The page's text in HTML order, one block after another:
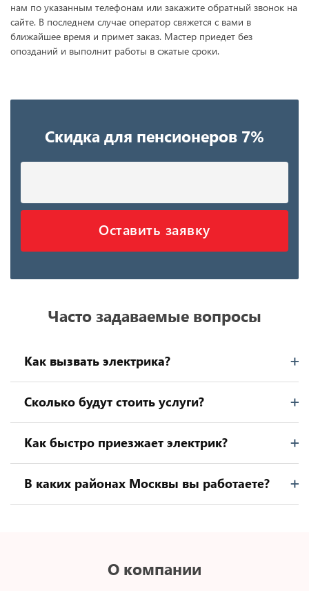
нам по указанным телефонам или закажите обратный звонок на
сайте. В последнем случае оператор свяжется с вами в
ближайшее время и примет заказ. Мастер приедет без
опозданий и выполнит работы в сжатые сроки.
Скидка для пенсионеров 7%
Оставить заявку
Часто задаваемые вопросы
Как вызвать электрика?
Сколько будут стоить услуги?
Как быстро приезжает электрик?
В каких районах Москвы вы работаете?
О компании